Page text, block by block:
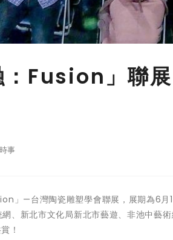
Fusion」聯
事
」—台灣陶瓷雕塑學會聯展，展期為6月
、新北市文化局新北市藝遊、非池中藝
！